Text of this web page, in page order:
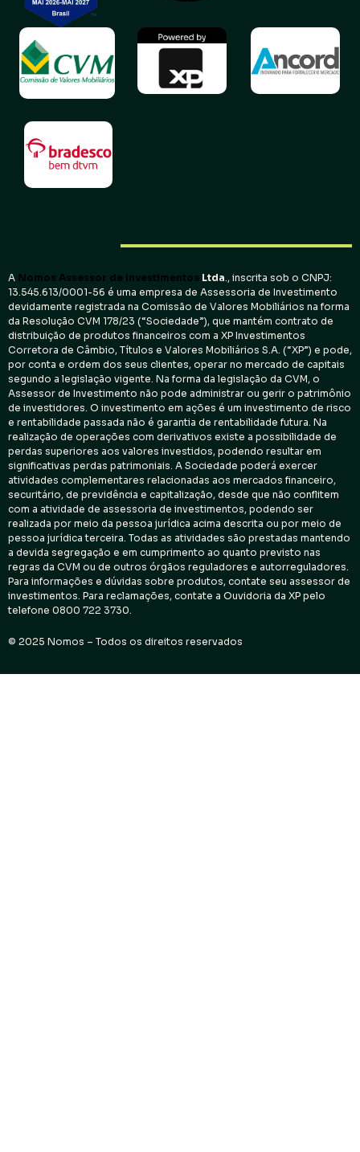
A Nomos Assessor de investimentos Ltda ., inscrita sob o CNPJ:
13.545.613/0001-56 é uma empresa de Assessoria de Investimento
devidamente registrada na Comissão de Valores Mobiliários na forma
da Resolução CVM 178/23 (“Sociedade”), que mantém contrato de
distribuição de produtos financeiros com a XP Investimentos
Corretora de Câmbio, Títulos e Valores Mobiliários S.A. (“XP”) e pode,
por conta e ordem dos seus clientes, operar no mercado de capitais
segundo a legislação vigente. Na forma da legislação da CVM, o
Assessor de Investimento não pode administrar ou gerir o patrimônio
de investidores. O investimento em ações é um investimento de risco
e rentabilidade passada não é garantia de rentabilidade futura. Na
realização de operações com derivativos existe a possibilidade de
perdas superiores aos valores investidos, podendo resultar em
significativas perdas patrimoniais. A Sociedade poderá exercer
atividades complementares relacionadas aos mercados financeiro,
securitário, de previdência e capitalização, desde que não conflitem
com a atividade de assessoria de investimentos, podendo ser
realizada por meio da pessoa jurídica acima descrita ou por meio de
pessoa jurídica terceira. Todas as atividades são prestadas mantendo
a devida segregação e em cumprimento ao quanto previsto nas
regras da CVM ou de outros órgãos reguladores e autorreguladores.
Para informações e dúvidas sobre produtos, contate seu assessor de
investimentos. Para reclamações, contate a Ouvidoria da XP pelo
telefone 0800 722 3730.
© 2025 Nomos – Todos os direitos reservados